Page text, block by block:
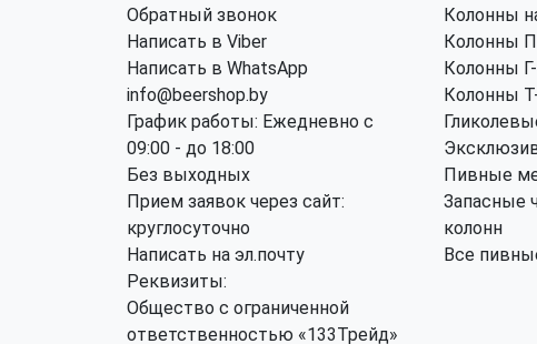
Обратный звонок
Написать в Viber
Написать в WhatsApp
info@beershop.by
График работы: Ежедневно с
09:00 - до 18:00
Без выходных
Прием заявок через сайт:
круглосуточно
Написать на эл.почту
Реквизиты:
Общество с ограниченной
ответственностью «133Трейд»
Колонны
Колонны
Колонны
Колонны
Пивные
Запасные
колонн
Все